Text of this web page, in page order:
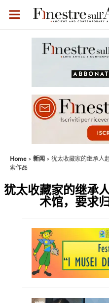
Home 新闻
犹太收藏家的继承人
索作品
犹太收藏家的继承
术馆，要求